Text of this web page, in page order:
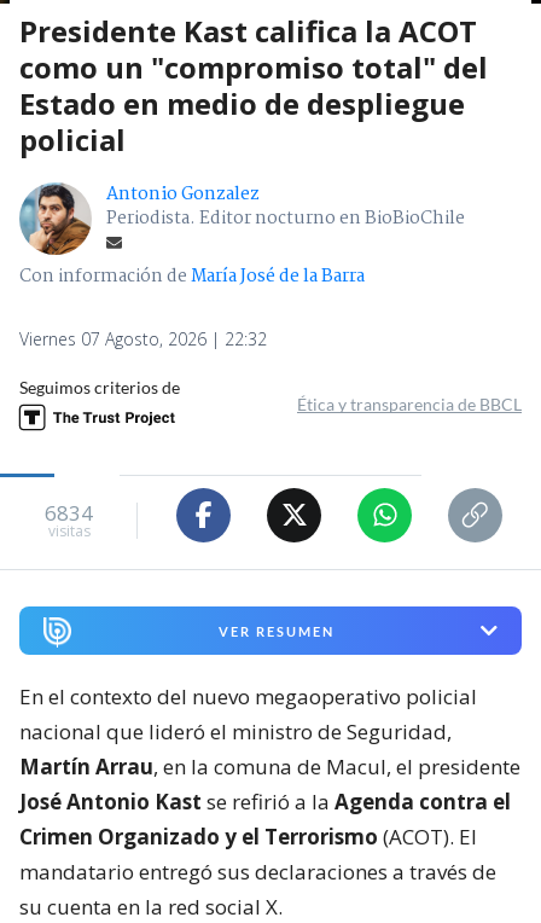
Presidente Kast califica la ACOT
como un "compromiso total" del
Estado en medio de despliegue
policial
Antonio Gonzalez
Periodista. Editor nocturno en BioBioChile
Con información deMaría José de la Barra
Viernes 07 Agosto, 2026 | 22:32
Seguimos criterios de
Ética y transparencia de BBCL
6834
visitas
VER RESUMEN
En el contexto del nuevo megaoperativo policial
nacional que lideró el ministro de Seguridad,
Martín Arrau, en la comuna de Macul, el presidente
José Antonio Kast se refirió a la Agenda contra el
Crimen Organizado y el Terrorismo (ACOT). El
mandatario entregó sus declaraciones a través de
su cuenta en la red social X.